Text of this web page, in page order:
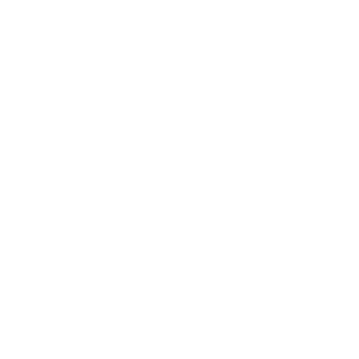
Kampung Nelayan Labuhan
Akbar LaSEF 2026